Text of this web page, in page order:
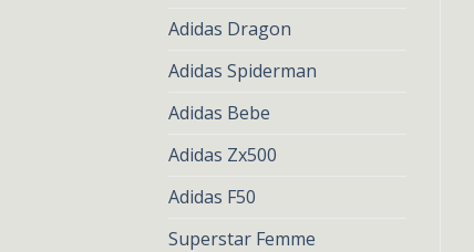
Adidas Dragon
Adidas Spiderman
Adidas Bebe
Adidas Zx500
Adidas F50
Superstar Femme